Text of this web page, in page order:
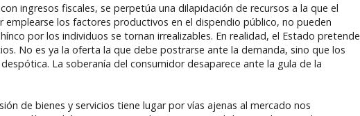
ingresos fiscales, se perpetúa una dilapidación de recursos a la que el
los factores productivos en el dispendio público, no pueden
por los individuos se tornan irrealizables. En realidad, el Estado pretende
No es ya la oferta la que debe postrarse ante la demanda, sino que los
La soberanía del consumidor desaparece ante la gula de la
de bienes y servicios tiene lugar por vías ajenas al mercado nos